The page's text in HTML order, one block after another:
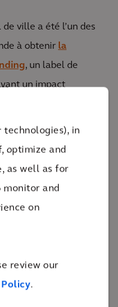
technologies), in
optimize and
as well as for
monitor and
on
review our
Policy.
ville a été l’un des
à obtenir la
, un label de
un impact
de ville a